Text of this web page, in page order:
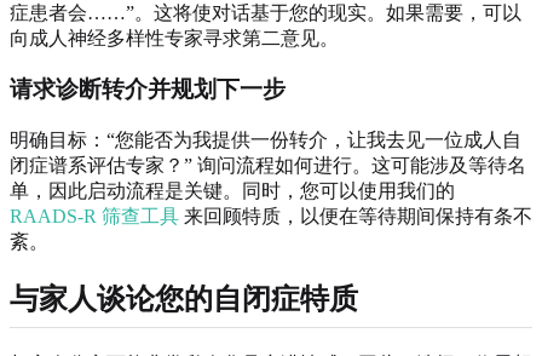
症患者会……”。这将使对话基于您的现实。如果需要，可以
向成人神经多样性专家寻求第二意见。
请求诊断转介并规划下一步
明确目标：“您能否为我提供一份转介，让我去见一位成人自
闭症谱系评估专家？” 询问流程如何进行。这可能涉及等待名
单，因此启动流程是关键。同时，您可以使用我们的
RAADS-R 筛查工具 来回顾特质，以便在等待期间保持有条不
紊。
与家人谈论您的自闭症特质